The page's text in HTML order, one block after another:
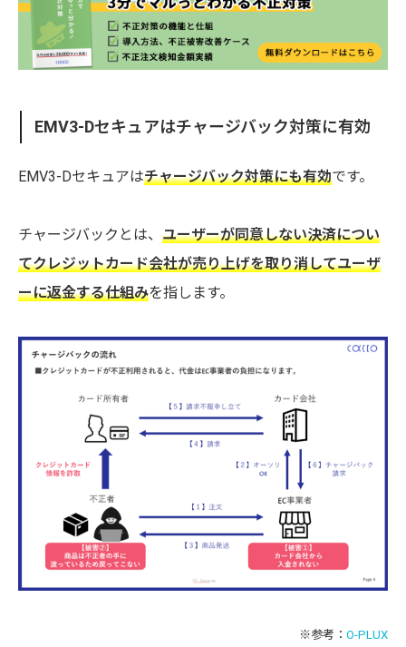
EMV3-Dセキュアはチャージバック対策に有効
EMV3-Dセキュアはチャージバック対策にも有効です。
チャージバックとは、 ユーザーが同意しない決済につい
てクレジットカード会社が売り上げを取り消してユーザ
ーに返金する仕組みを指します。
※参考： O-PLUX